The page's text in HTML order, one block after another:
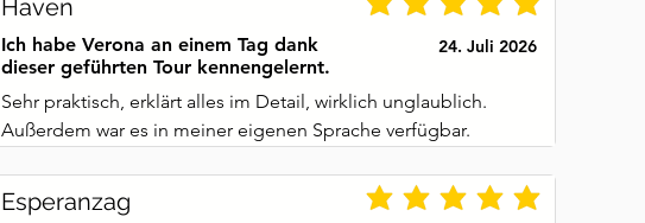
Haven
Ich habe Verona an einem Tag dank
dieser geführten Tour kennengelernt.
24. Juli 2026
Sehr praktisch, erklärt alles im Detail, wirklich unglaublich.
Außerdem war es in meiner eigenen Sprache verfügbar.
Esperanzag